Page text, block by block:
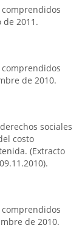
de 2011.
de 2010.
sociales
costo
(Extracto
de 2010.